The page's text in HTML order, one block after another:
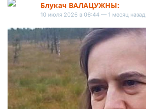
Блукач ВАЛАЦУЖНЫ:
10 июля 2026 в 06:44 — 1 месяц назад